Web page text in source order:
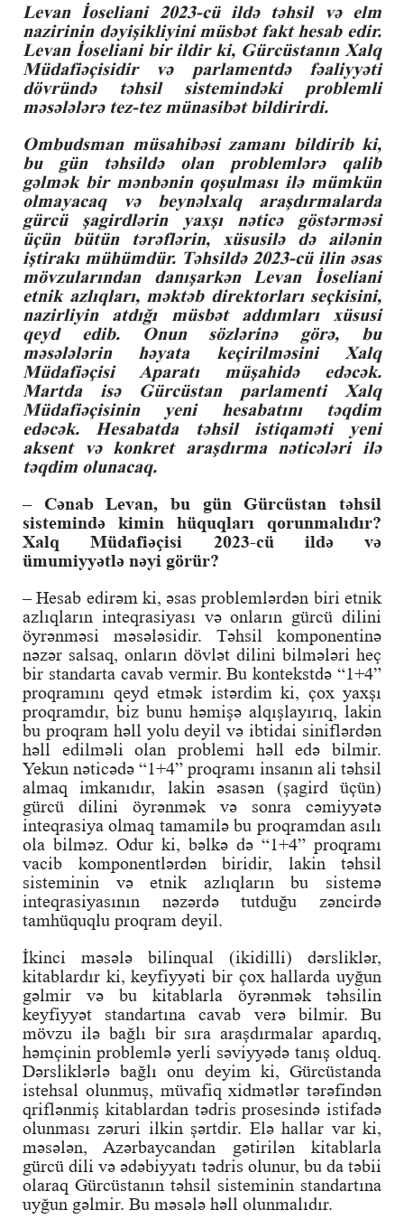
Levan İoseliani 2023-cü ildə təhsil və elm
nazirinin dəyişikliyini müsbət fakt hesab edir.
Levan İoseliani bir ildir ki, Gürcüstanın Xalq
Müdafiəçisidir və parlamentdə fəaliyyəti
dövründə təhsil sistemindəki problemli
məsələlərə tez-tez münasibət bildirirdi.
Ombudsman müsahibəsi zamanı bildirib ki,
bu gün təhsildə olan problemlərə qalib
gəlmək bir mənbənin qoşulması ilə mümkün
olmayacaq və beynəlxalq araşdırmalarda
gürcü şagirdlərin yaxşı nəticə göstərməsi
üçün bütün tərəflərin, xüsusilə də ailənin
iştirakı mühümdür. Təhsildə 2023-cü ilin əsas
mövzularından danışarkən Levan İoseliani
etnik azlıqları, məktəb direktorları seçkisini,
nazirliyin atdığı müsbət addımları xüsusi
qeyd edib. Onun sözlərinə görə, bu
məsələlərin həyata keçirilməsini Xalq
Müdafiəçisi Aparatı müşahidə edəcək.
Martda isə Gürcüstan parlamenti Xalq
Müdafiəçisinin yeni hesabatını təqdim
edəcək. Hesabatda təhsil istiqaməti yeni
aksent və konkret araşdırma nəticələri ilə
təqdim olunacaq.
– Cənab Levan, bu gün Gürcüstan təhsil
sistemində kimin hüquqları qorunmalıdır?
Xalq Müdafiəçisi 2023-cü ildə və
ümumiyyətlə nəyi görür?
– Hesab edirəm ki, əsas problemlərdən biri etnik
azlıqların inteqrasiyası və onların gürcü dilini
öyrənməsi məsələsidir. Təhsil komponentinə
nəzər salsaq, onların dövlət dilini bilmələri heç
bir standarta cavab vermir. Bu kontekstdə “1+4”
proqramını qeyd etmək istərdim ki, çox yaxşı
proqramdır, biz bunu həmişə alqışlayırıq, lakin
bu proqram həll yolu deyil və ibtidai siniflərdən
həll edilməli olan problemi həll edə bilmir.
Yekun nəticədə “1+4” proqramı insanın ali təhsil
almaq imkanıdır, lakin əsasən (şagird üçün)
gürcü dilini öyrənmək və sonra cəmiyyətə
inteqrasiya olmaq tamamilə bu proqramdan asılı
ola bilməz. Odur ki, bəlkə də “1+4” proqramı
vacib komponentlərdən biridir, lakin təhsil
sisteminin və etnik azlıqların bu sistemə
inteqrasiyasının nəzərdə tutduğu zəncirdə
tamhüquqlu proqram deyil.
İkinci məsələ bilinqual (ikidilli) dərsliklər,
kitablardır ki, keyfiyyəti bir çox hallarda uyğun
gəlmir və bu kitablarla öyrənmək təhsilin
keyfiyyət standartına cavab verə bilmir. Bu
mövzu ilə bağlı bir sıra araşdırmalar apardıq,
həmçinin problemlə yerli səviyyədə tanış olduq.
Dərsliklərlə bağlı onu deyim ki, Gürcüstanda
istehsal olunmuş, müvafiq xidmətlər tərəfindən
qriflənmiş kitablardan tədris prosesində istifadə
olunması zəruri ilkin şərtdir. Elə hallar var ki,
məsələn, Azərbaycandan gətirilən kitablarla
gürcü dili və ədəbiyyatı tədris olunur, bu da təbii
olaraq Gürcüstanın təhsil sisteminin standartına
uyğun gəlmir. Bu məsələ həll olunmalıdır.